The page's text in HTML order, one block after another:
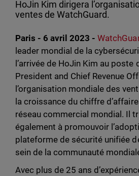
HoJin Kim dirigera
ventes de WatchGuard.
Paris - 6 avril 2023 -
leader mondial de la
l’arrivée de HoJin Kim au poste
President and Chief Revenue
l’organisation mondiale des
la croissance du chiffre
réseau commercial mondial. Il
également à promouvoir
plateforme de sécurité unifiée
sein de la communauté
Avec plus de 25 ans